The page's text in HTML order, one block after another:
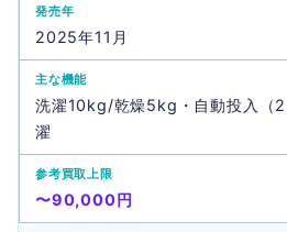
2025年11月
洗濯10kg/乾燥5kg・自動投入（2
濯
〜90,000円